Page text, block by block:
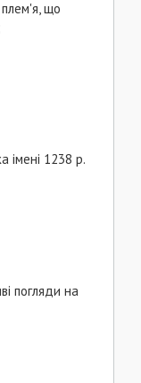
плем'я, що
імені 1238 p.
погляди на